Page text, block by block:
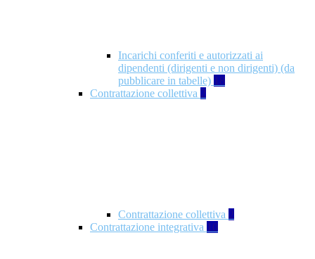
Incarichi conferiti e autorizzati ai
dipendenti (dirigenti e non dirigenti) (da
pubblicare in tabelle) 18
Contrattazione collettiva 2
Contrattazione collettiva 2
Contrattazione integrativa 10